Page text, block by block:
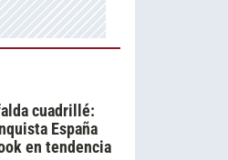
cuadrillé:
España
en tendencia